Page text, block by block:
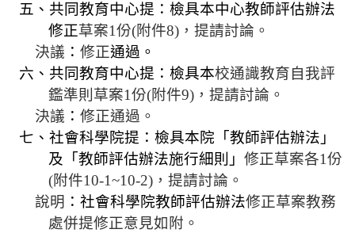
五、共同教育中心提：檢具本中心教師評估辦法
修正草案1份(附件8) ，提請討論。
決議 ： 修正通過。
六、共同教育中心提：檢具本校通識教育自我評
鑑準則草案1份(附件9) ，提請討論。
決議 ： 修正通過。
七、社會科學院提：檢具本院「教師評估辦法」
及「教師評估辦法施行細則」修正草案各1份
(附件10-1~10-2) ，提請討論。
說明 ：社會科學院教師評估辦法修正草案教務
處併提修正意見如 附 。